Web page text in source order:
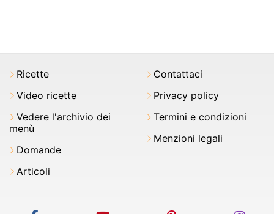
Ricette
Video ricette
Vedere l'archivio dei
menù
Domande
Articoli
Contattaci
Privacy policy
Termini e condizioni
Menzioni legali